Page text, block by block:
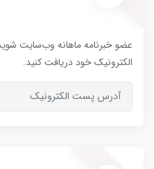
عضو خبرنامه ماهانه وب‌سایت
الکترونیک خود دریافت کنید.